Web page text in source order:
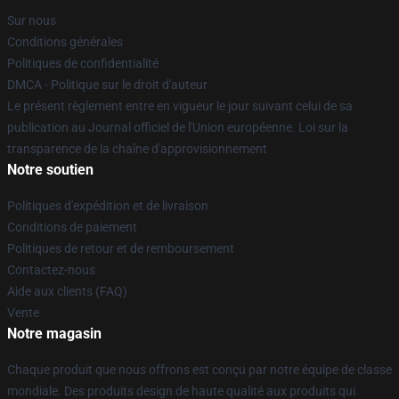
Sur nous
Conditions générales
Politiques de confidentialité
DMCA - Politique sur le droit d'auteur
Le présent règlement entre en vigueur le jour suivant celui de sa
publication au Journal officiel de l'Union européenne. Loi sur la
transparence de la chaîne d'approvisionnement
Notre soutien
Politiques d'expédition et de livraison
Conditions de paiement
Politiques de retour et de remboursement
Contactez-nous
Aide aux clients (FAQ)
Vente
Notre magasin
Chaque produit que nous offrons est conçu par notre équipe de classe
mondiale. Des produits design de haute qualité aux produits qui